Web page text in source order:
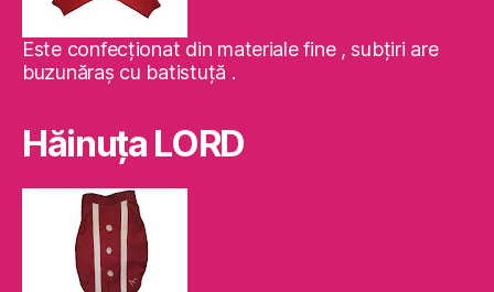
Este confecţionat din materiale fine , subţiri are
buzunăraş cu batistuţă .
Hăinuţa LORD